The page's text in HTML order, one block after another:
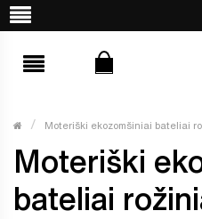
Moteriški ekozomšiniai bateliai
Moteriški
bateliai